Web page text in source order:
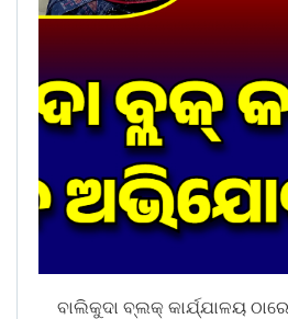
ବାଲିକୁଦା ବ୍ଲକ୍ କାର୍ଯ୍ଯାଳୟ